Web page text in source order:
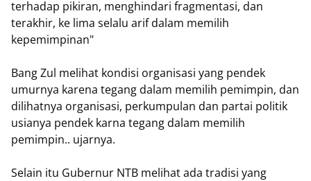
terhadap pikiran, menghindari fragmentasi, dan
terakhir, ke lima selalu arif dalam memilih
kepemimpinan"
Bang Zul melihat kondisi organisasi yang pendek
umurnya karena tegang dalam memilih pemimpin, dan
dilihatnya organisasi, perkumpulan dan partai politik
usianya pendek karna tegang dalam memilih
pemimpin.. ujarnya.
Selain itu Gubernur NTB melihat ada tradisi yang